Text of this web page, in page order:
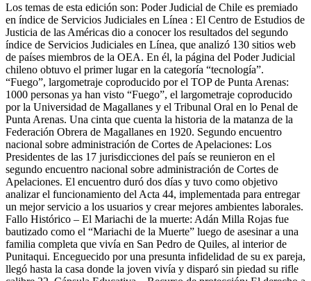
Los temas de esta edición son: Poder Judicial de Chile es premiado
en índice de Servicios Judiciales en Línea : El Centro de Estudios de
Justicia de las Américas dio a conocer los resultados del segundo
índice de Servicios Judiciales en Línea, que analizó 130 sitios web
de países miembros de la OEA. En él, la página del Poder Judicial
chileno obtuvo el primer lugar en la categoría “tecnología”.
“Fuego”, largometraje coproducido por el TOP de Punta Arenas:
1000 personas ya han visto “Fuego”, el largometraje coproducido
por la Universidad de Magallanes y el Tribunal Oral en lo Penal de
Punta Arenas. Una cinta que cuenta la historia de la matanza de la
Federación Obrera de Magallanes en 1920. Segundo encuentro
nacional sobre administración de Cortes de Apelaciones: Los
Presidentes de las 17 jurisdicciones del país se reunieron en el
segundo encuentro nacional sobre administración de Cortes de
Apelaciones. El encuentro duró dos días y tuvo como objetivo
analizar el funcionamiento del Acta 44, implementada para entregar
un mejor servicio a los usuarios y crear mejores ambientes laborales.
Fallo Histórico – El Mariachi de la muerte: Adán Milla Rojas fue
bautizado como el “Mariachi de la Muerte” luego de asesinar a una
familia completa que vivía en San Pedro de Quiles, al interior de
Punitaqui. Enceguecido por una presunta infidelidad de su ex pareja,
llegó hasta la casa donde la joven vivía y disparó sin piedad su rifle